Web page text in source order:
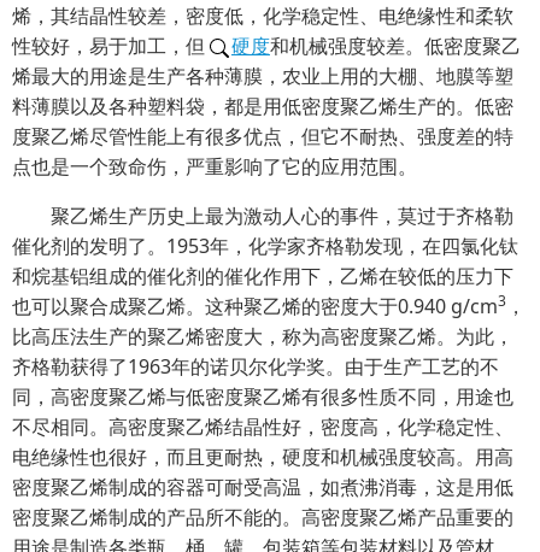
烯，其结晶性较差，密度低，化学稳定性、电绝缘性和柔软
性较好，易于加工，但
硬度和机械强度较差。低密度聚乙
烯最大的用途是生产各种薄膜，农业上用的大棚、地膜等塑
料薄膜以及各种塑料袋，都是用低密度聚乙烯生产的。低密
度聚乙烯尽管性能上有很多优点，但它不耐热、强度差的特
点也是一个致命伤，严重影响了它的应用范围。
聚乙烯生产历史上最为激动人心的事件，莫过于齐格勒
催化剂的发明了。1953年，化学家齐格勒发现，在四氯化钛
和烷基铝组成的催化剂的催化作用下，乙烯在较低的压力下
也可以聚合成聚乙烯。这种聚乙烯的密度大于0.940 g/cm3 ，
比高压法生产的聚乙烯密度大，称为高密度聚乙烯。为此，
齐格勒获得了1963年的诺贝尔化学奖。由于生产工艺的不
同，高密度聚乙烯与低密度聚乙烯有很多性质不同，用途也
不尽相同。高密度聚乙烯结晶性好，密度高，化学稳定性、
电绝缘性也很好，而且更耐热，硬度和机械强度较高。用高
密度聚乙烯制成的容器可耐受高温，如煮沸消毒，这是用低
密度聚乙烯制成的产品所不能的。高密度聚乙烯产品重要的